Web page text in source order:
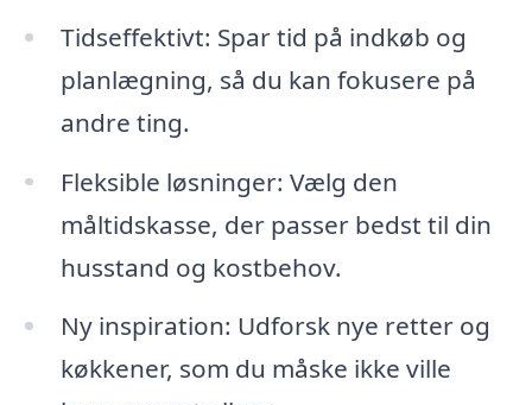
Tidseffektivt: Spar tid på indkøb og
planlægning, så du kan fokusere på
andre ting.
Fleksible løsninger: Vælg den
måltidskasse, der passer bedst til din
husstand og kostbehov.
Ny inspiration: Udforsk nye retter og
køkkener, som du måske ikke ville